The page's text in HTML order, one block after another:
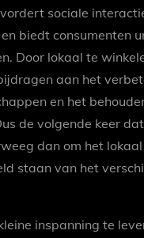
sociale
biedt consumenten
Door lokaal te
aan het
en het
de volgende keer
dan om het lokaal
staan van het
inspanning te